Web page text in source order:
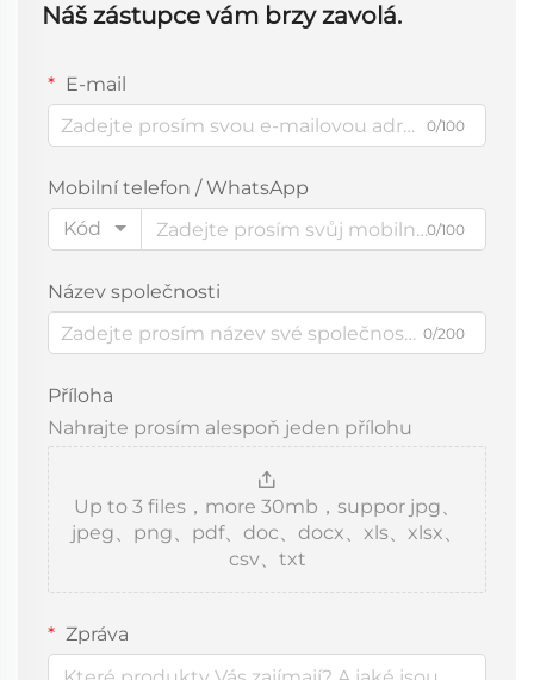
Náš zástupce vám brzy zavolá.
E-mail
0/100
Mobilní telefon / WhatsApp
Kód
0/100
Název společnosti
0/200
Příloha
Nahrajte prosím alespoň jeden přílohu
Up to 3 files，more 30mb，suppor jpg、
jpeg、png、pdf、doc、docx、xls、xlsx、
csv、txt
Zpráva